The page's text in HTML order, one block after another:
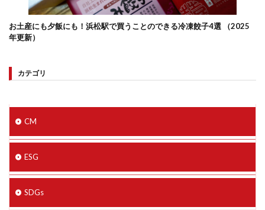
お土産にも夕飯にも！浜松駅で買うことのできる冷凍餃子4選 （2025
年更新）
カテゴリ
CM
ESG
SDGs